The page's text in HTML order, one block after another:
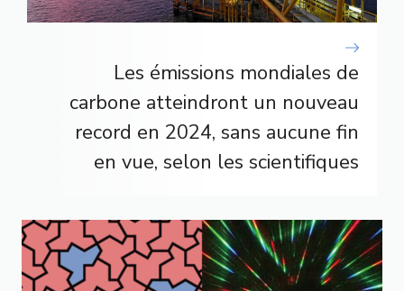
Les émissions mondiales de
carbone atteindront un nouveau
record en 2024, sans aucune fin
en vue, selon les scientifiques